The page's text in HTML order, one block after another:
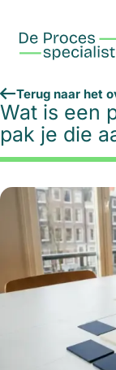
Terug naar het
Wat is een
pak je die